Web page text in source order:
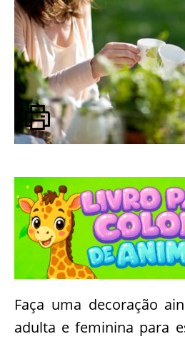
Faça uma decoração
adulta e feminina para